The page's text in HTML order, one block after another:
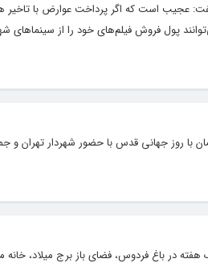
عجیب است که اگر پرداخت عوارض با تاخیر
پول فروش فیلم‌های خود را از سینماهای
با روز جهانی قدس با حضور شهردار تهران
در باغ فردوس، فضای باز برج میلاد، خانه